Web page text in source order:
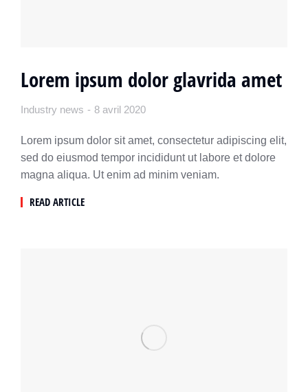
Lorem ipsum dolor glavrida amet
Industry news 8 avril 2020
Lorem ipsum dolor sit amet, consectetur adipiscing elit,
sed do eiusmod tempor incididunt ut labore et dolore
magna aliqua. Ut enim ad minim veniam.
READ ARTICLE